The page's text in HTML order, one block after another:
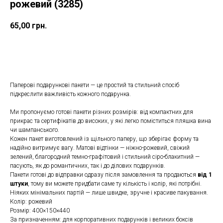
рожевий (3285)
65,00 грн.
Паперові подарункові пакети — це простий та стильний спосіб
підкреслити важливість кожного подарунка.
Ми пропонуємо готові пакети різних розмірів: від компактних для
прикрас та сертифікатів до високих, у які легко поміститься пляшка вина
чи шампанського.
Кожен пакет виготовлений із щільного паперу, що зберігає форму та
надійно витримує вагу. Матові відтінки — ніжно-рожевий, свіжий
зелений, благородний темно-графітовий і стильний сіро-блакитний —
пасують, як до романтичних, так і до ділових подарунків.
Пакети готові до відправки одразу після замовлення та продаються від 1
штуки, тому ви можете придбати саме ту кількість і колір, які потрібні.
Ніяких мінімальних партій — лише швидке, зручне і красиве пакування.
Колір: рожевий
Розмір: 400×150×440
За призначенням: для корпоративних подарунків і великих боксів